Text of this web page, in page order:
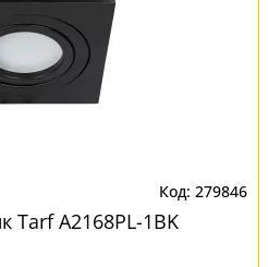
279846
Tarf A2168PL-1BK